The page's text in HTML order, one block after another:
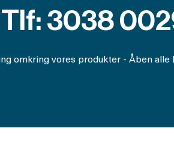
3038
omkring vores produkter - Åben alle